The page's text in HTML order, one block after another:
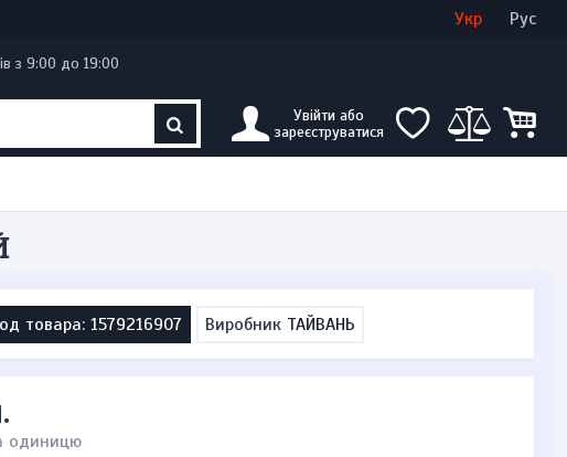
Укр Рус
з 9:00 до 19:00
Увійти або
зареєструватися
товара: 1579216907 Виробник ТАЙВАНЬ
одиницю